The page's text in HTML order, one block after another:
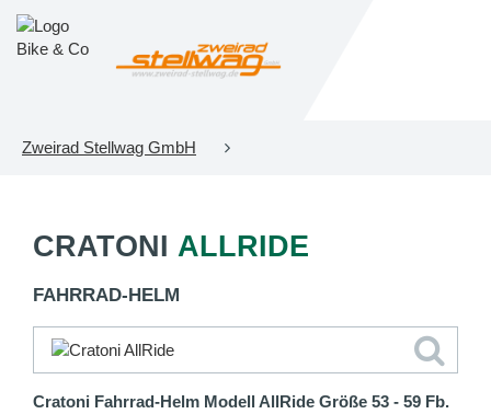
Zweirad Stellwag GmbH
CRATONI ALLRIDE
FAHRRAD-HELM
Cratoni Fahrrad-Helm Modell AllRide Größe 53 - 59 Fb.